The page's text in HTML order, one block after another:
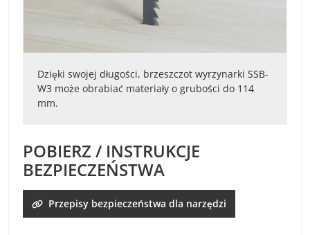
Dzięki swojej długości, brzeszczot wyrzynarki SSB-
W3 może obrabiać materiały o grubości do 114
mm.
POBIERZ / INSTRUKCJE
BEZPIECZEŃSTWA
Przepisy bezpieczeństwa dla narzędzi